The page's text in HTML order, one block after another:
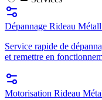
Dépannage Rideau
Service rapide de
et remettre en
Motorisation Rideau